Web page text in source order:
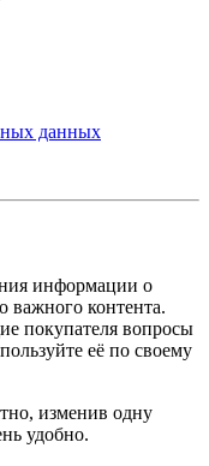
данных
информации о
важного контента.
покупателя вопросы
её по своему
изменив одну
удобно.